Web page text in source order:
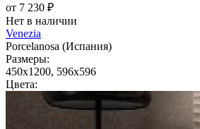
от 7 230 ₽
Нет в наличии
Venezia
Porcelanosa (Испания)
Размеры:
450x1200, 596x596
Цвета: